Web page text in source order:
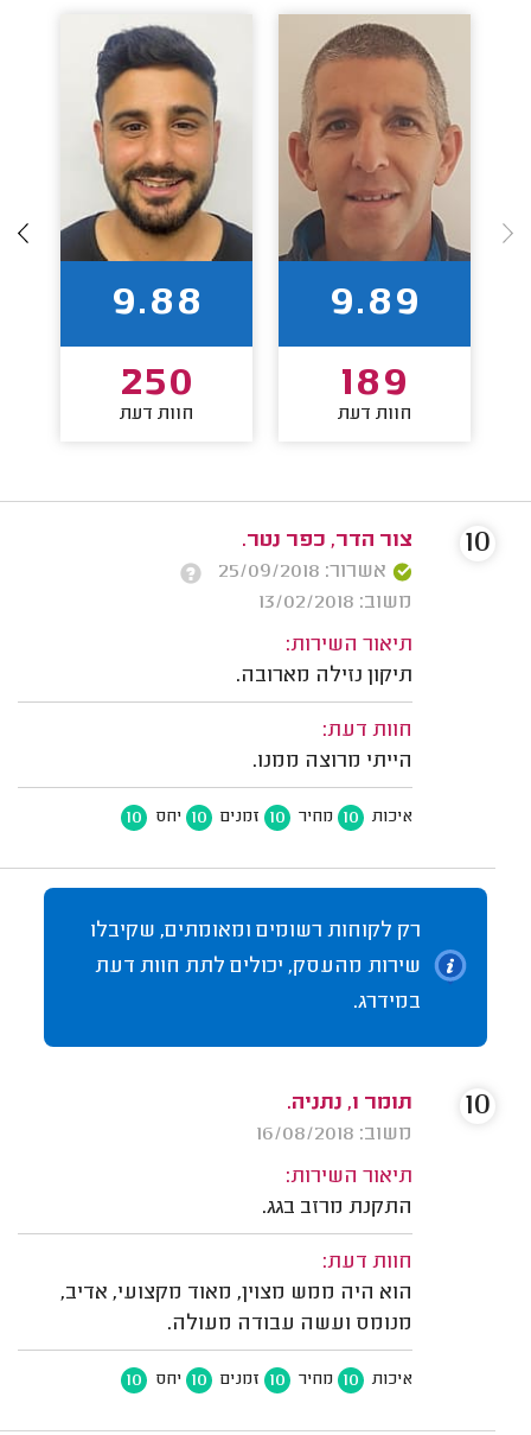
9.89
189
חוות דעת
9.88
250
חוות דעת
צור הדר, כפר נטר.
אשרור: 25/09/2018
משוב: 13/02/2018
תיאור השירות:
תיקון נזילה מארובה.
חוות דעת:
הייתי מרוצה ממנו.
איכות 10 מחיר 10 זמנים 10 יחס 10
10
רק לקוחות רשומים ומאומתים, שקיבלו
שירות מהעסק, יכולים לתת חוות דעת
במידרג.
תומר ו, נתניה.
משוב: 16/08/2018
תיאור השירות:
התקנת מרזב בגג.
חוות דעת:
הוא היה ממש מצוין, מאוד מקצועי, אדיב,
מנומס ועשה עבודה מעולה.
איכות 10 מחיר 10 זמנים 10 יחס 10
10